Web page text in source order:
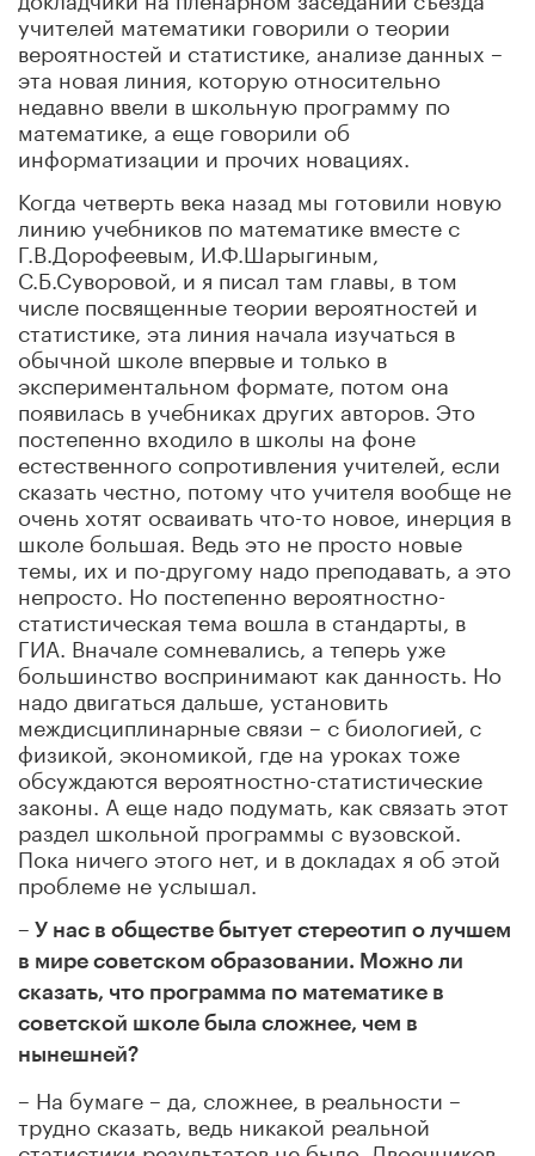
учителей математики говорили о теории
вероятностей и статистике, анализе данных –
эта новая линия, которую относительно
недавно ввели в школьную программу по
математике, а еще говорили об
информатизации и прочих новациях.
Когда четверть века назад мы готовили новую
линию учебников по математике вместе с
Г.В.Дорофеевым, И.Ф.Шарыгиным,
С.Б.Суворовой, и я писал там главы, в том
числе посвященные теории вероятностей и
статистике, эта линия начала изучаться в
обычной школе впервые и только в
экспериментальном формате, потом она
появилась в учебниках других авторов. Это
постепенно входило в школы на фоне
естественного сопротивления учителей, если
сказать честно, потому что учителя вообще не
очень хотят осваивать что-то новое, инерция в
школе большая. Ведь это не просто новые
темы, их и по-другому надо преподавать, а это
непросто. Но постепенно вероятностно-
статистическая тема вошла в стандарты, в
ГИА. Вначале сомневались, а теперь уже
большинство воспринимают как данность. Но
надо двигаться дальше, установить
междисциплинарные связи – с биологией, с
физикой, экономикой, где на уроках тоже
обсуждаются вероятностно-статистические
законы. А еще надо подумать, как связать этот
раздел школьной программы с вузовской.
Пока ничего этого нет, и в докладах я об этой
проблеме не услышал.
– У нас в обществе бытует стереотип о лучшем
в мире советском образовании. Можно ли
сказать, что программа по математике в
советской школе была сложнее, чем в
нынешней?
– На бумаге – да, сложнее, в реальности –
трудно сказать, ведь никакой реальной